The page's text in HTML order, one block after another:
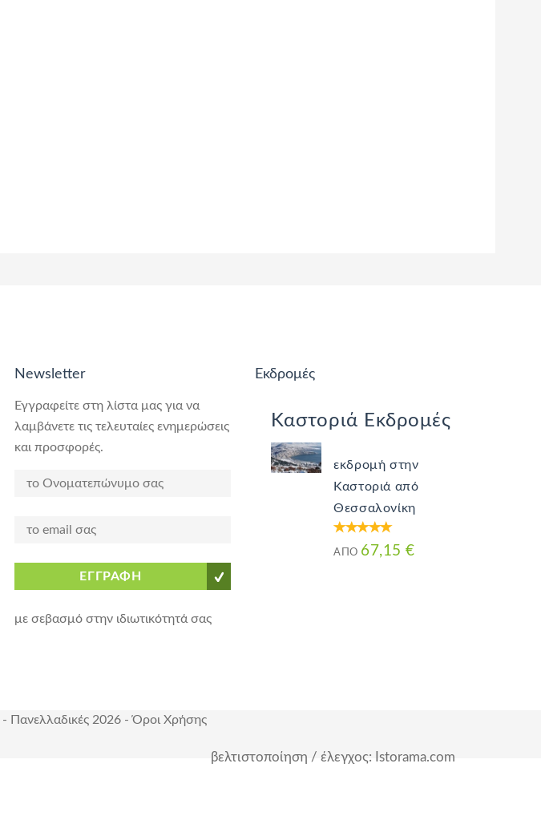
Newsletter
Εγγραφείτε στη λίστα μας για να
λαμβάνετε τις τελευταίες ενημερώσεις
και προσφορές.
ΕΓΓΡΑΦΗ
με σεβασμό στην ιδιωτικότητά σας
Εκδρομές
Καστοριά Εκδρομές
εκδρομή στην
Καστοριά από
Θεσσαλονίκη
ΑΠΌ 67,15 €
- Πανελλαδικές 2026 -Όροι Χρήσης
βελτιστοποίηση / έλεγχος: Istorama.com